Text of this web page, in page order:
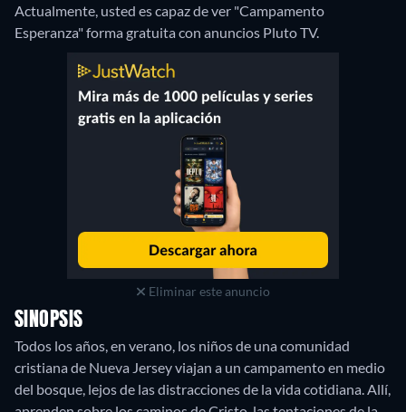
Actualmente, usted es capaz de ver "Campamento
Esperanza" forma gratuita con anuncios Pluto TV.
Eliminar este anuncio
SINOPSIS
Todos los años, en verano, los niños de una comunidad
cristiana de Nueva Jersey viajan a un campamento en medio
del bosque, lejos de las distracciones de la vida cotidiana. Allí,